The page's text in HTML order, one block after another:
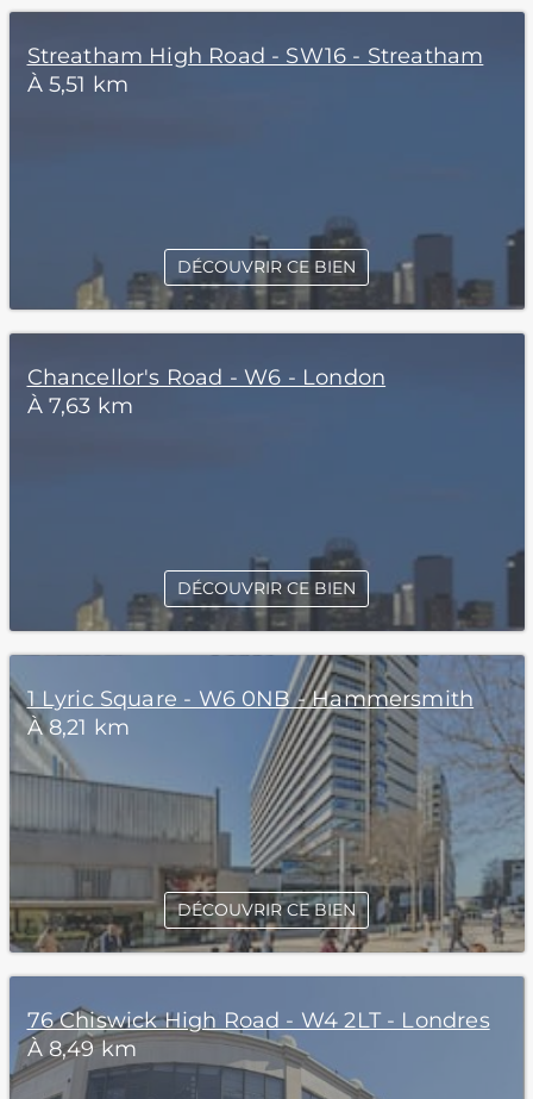
Streatham High Road - SW16 - Streatham
À 5,51 km
DÉCOUVRIR CE BIEN
Chancellor's Road - W6 - London
À 7,63 km
DÉCOUVRIR CE BIEN
1 Lyric Square - W6 0NB - Hammersmith
À 8,21 km
DÉCOUVRIR CE BIEN
76 Chiswick High Road - W4 2LT - Londres
À 8,49 km